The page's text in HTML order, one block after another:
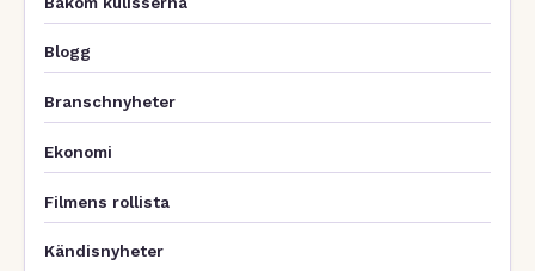
Blogg
Branschnyheter
Ekonomi
Filmens rollista
Kändisnyheter